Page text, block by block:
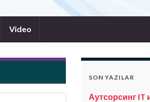
Video
SON YAZILAR
Аутсорсинг IT